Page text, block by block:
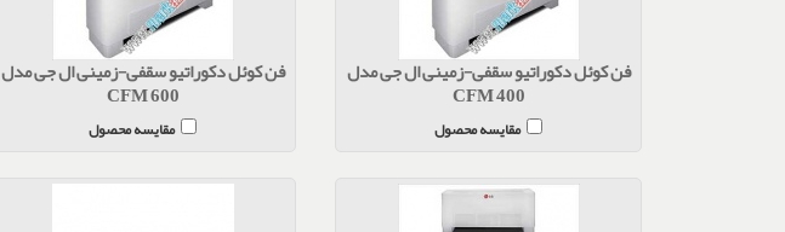
فن کوئل دکوراتیو سقفی-زمینی ال جی مدل
CFM 400
مقایسه محصول
فن کوئل دکوراتیو سقفی-زمینی ال جی مدل
CFM 600
مقایسه محصول